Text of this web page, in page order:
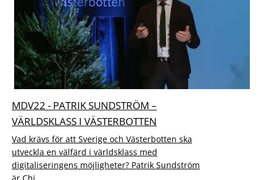
MDV22 - PATRIK SUNDSTRÖM –
VÄRLDSKLASS I VÄSTERBOTTEN
Vad krävs för att Sverige och Västerbotten ska
utveckla en välfärd i världsklass med
digitaliseringens möjligheter? Patrik Sundström